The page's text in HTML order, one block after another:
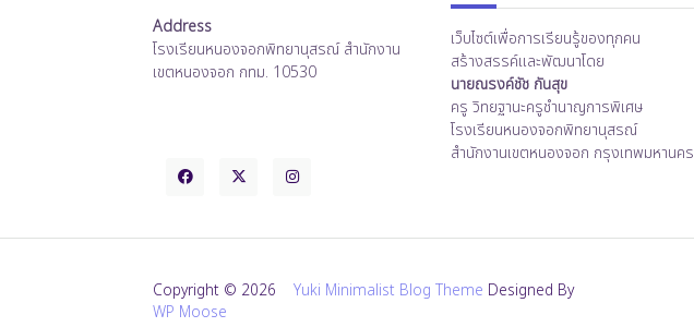
Address
โรงเรียนหนองจอกพิทยานุสรณ์ สำนักงาน
เขตหนองจอก กทม. 10530
เว็บไซต์เพื่อการเรียนรู้ของทุกคน
สร้างสรรค์และพัฒนาโดย
นายณรงค์ชัช กันสุข
ครู วิทยฐานะครูชำนาญการพิเศษ
โรงเรียนหนองจอกพิทยานุสรณ์
สำนักงานเขตหนองจอก กรุงเทพมหานคร
Copyright © 2026 Yuki Minimalist Blog Theme Designed By
WP Moose